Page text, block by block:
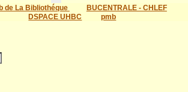
de La Bibliothéque
BUCENTRALE - CHLEF
DSPACE UHBC
pmb